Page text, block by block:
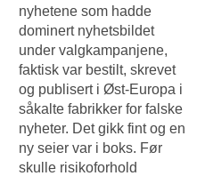
nyhetene som hadde
dominert nyhetsbildet
under valgkampanjene,
faktisk var bestilt, skrevet
og publisert i Øst-Europa i
såkalte fabrikker for falske
nyheter. Det gikk fint og en
ny seier var i boks. Før
skulle risikoforhold